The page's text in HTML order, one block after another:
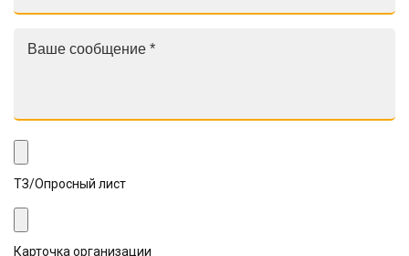
ТЗ/Опросный лист
Карточка организации